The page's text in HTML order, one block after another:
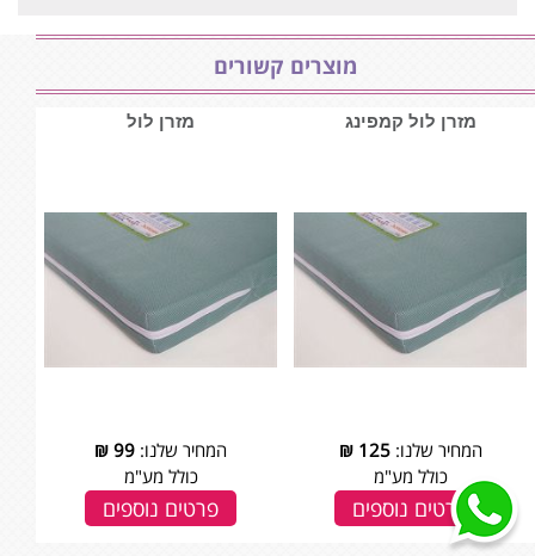
מוצרים קשורים
מזרן לול קמפינג
המחיר שלנו:125
₪
כולל מע"מ
פרטים נוספים
מזרן לול
המחיר שלנו: 99
₪
כולל מע"מ
פרטים נוספים